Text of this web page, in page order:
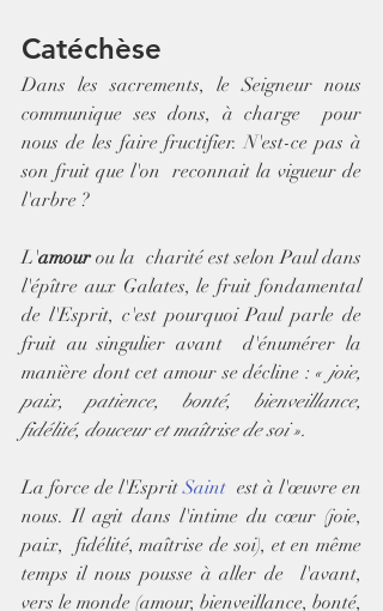
Catéchèse
Dans les sacrements, le Seigneur nous
communique ses dons, à charge  pour
nous de les faire fructifier. N'est-ce pas à
son fruit que l'on  reconnait la vigueur de
l'arbre ?
L'amour ou la  charité est selon Paul dans
l'épître aux Galates, le fruit fondamental
de l'Esprit, c'est pourquoi Paul parle de
fruit au singulier avant  d'énumérer la
manière dont cet amour se décline : « joie,
paix, patience, bonté, bienveillance,
fidélité, douceur et maîtrise de soi ».
La force de l'Esprit Saint
  est à l'œuvre en
nous. Il agit dans l'intime du cœur (joie,
paix,  fidélité, maîtrise de soi), et en même
temps il nous pousse à aller de  l'avant,
vers le monde (amour, bienveillance, bonté,